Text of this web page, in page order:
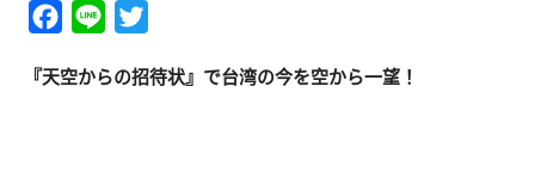
Facebook
Line
『天空からの招待状』で台湾の今を空から一望！